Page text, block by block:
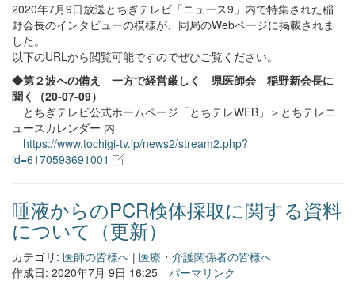
2020年7月9日放送とちぎテレビ「ニュース9」内で特集された稲
野会長のインタビューの模様が、同局のWebページに掲載されま
した。
以下のURLから閲覧可能ですのでぜひご覧ください。
◆第２波への備え 一方で経営厳しく 県医師会 稲野新会長に
聞く（20-07-09）
とちぎテレビ公式ホームページ「とちテレWEB」＞とちテレニ
ュースカレンダー 内
https://www.tochigi-tv.jp/news2/stream2.php?
id=6170593691001
唾液からのPCR検体採取に関する資料
について（更新）
カテゴリ: 医師の皆様へ | 医療・介護関係者の皆様へ
作成日: 2020年7月 9日 16:25
パーマリンク